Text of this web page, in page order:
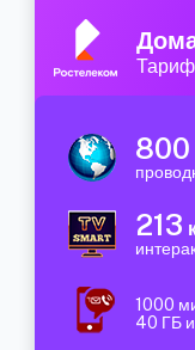
Тариф
800
213
1000
40 ГБ